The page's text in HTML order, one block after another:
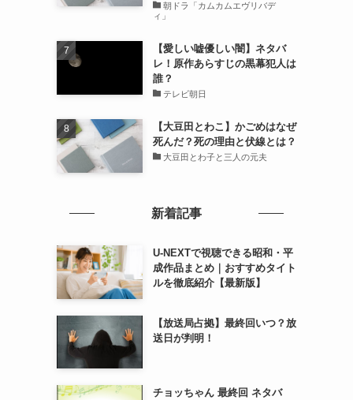
朝ドラ「カムカムエヴリバデ
ィ」
【愛しい嘘優しい闇】ネタバ
レ！原作あらすじの黒幕犯人は
誰？
テレビ朝日
【大豆田とわこ】かごめはなぜ
死んだ？死の理由と伏線とは？
大豆田とわ子と三人の元夫
新着記事
U-NEXTで視聴できる昭和・平
成作品まとめ｜おすすめタイト
ルを徹底紹介【最新版】
【放送局占拠】最終回いつ？放
送日が判明！
チョッちゃん 最終回 ネタバ